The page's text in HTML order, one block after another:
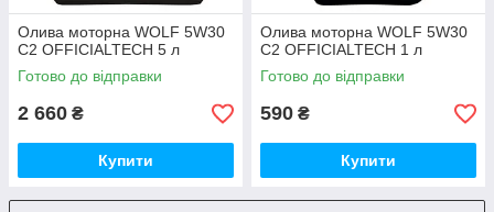
Олива моторна WOLF 5W30
C2 OFFICIALTECH 5 л
Готово до відправки
2 660 ₴
Купити
Олива моторна WOLF 5W30
C2 OFFICIALTECH 1 л
Готово до відправки
590 ₴
Купити